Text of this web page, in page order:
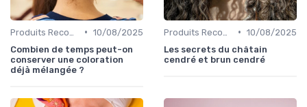
• 10/08/2025
Combien de temps peut-on
conserver une coloration
déjà mélangée ?
• 10/08/2025
Les secrets du châtain
cendré et brun cendré